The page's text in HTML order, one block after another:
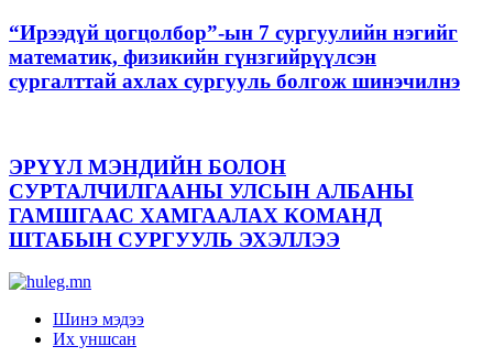
“Ирээдүй цогцолбор”-ын 7 сургуулийн нэгийг
математик, физикийн гүнзгийрүүлсэн
сургалттай ахлах сургууль болгож шинэчилнэ
ЭРҮҮЛ МЭНДИЙН БОЛОН
СУРТАЛЧИЛГААНЫ УЛСЫН АЛБАНЫ
ГАМШГААС ХАМГААЛАХ КОМАНД
ШТАБЫН СУРГУУЛЬ ЭХЭЛЛЭЭ
Шинэ мэдээ
Их уншсан